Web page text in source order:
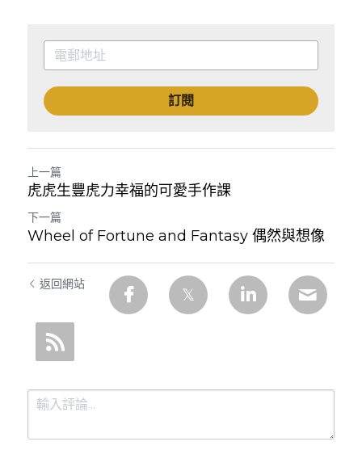
訂閱
上一篇
虎虎生豐虎力幸福的可愛手作課
下一篇
Wheel of Fortune and Fantasy 偶然與想像
返回網站